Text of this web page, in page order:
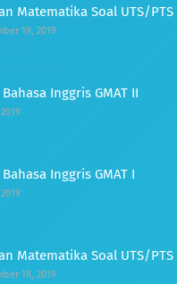
Matematika Soal UTS/PTS
19, 2019
Inggris GMAT II
Inggris GMAT I
Matematika Soal UTS/PTS
18, 2019